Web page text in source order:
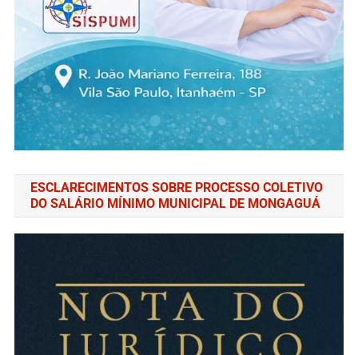
ESCLARECIMENTOS SOBRE PROCESSO COLETIVO
DO SALÁRIO MÍNIMO MUNICIPAL DE MONGAGUÁ